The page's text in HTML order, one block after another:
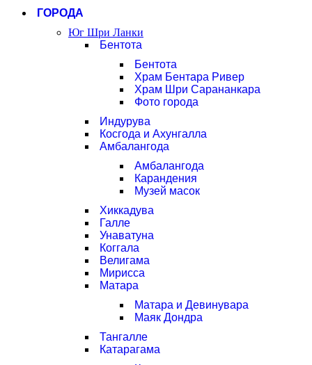
ГОРОДА
Юг Шри Ланки
Бентота
Бентота
Храм Бентара Ривер
Храм Шри Сарананкара
Фото города
Индурува
Косгода и Ахунгалла
Амбалангода
Амбалангода
Карандения
Музей масок
Хиккадува
Галле
Унаватуна
Коггала
Велигама
Мирисса
Матара
Матара и Девинувара
Маяк Дондра
Тангалле
Катарагама